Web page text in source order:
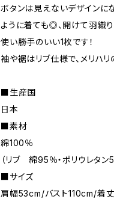
ボタンは見えないデザインに
ように着ても◎、開けて羽織
使い勝手のいい1枚です！
袖や裾はリブ仕様で、メリハリ
■生産国
日本
■素材
綿100％
（リブ 綿95％・ポリウレタン5
■サイズ
肩幅53cm/バスト110cm/着